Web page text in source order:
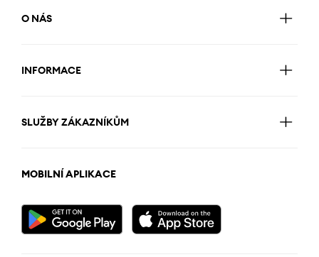
O NÁS
INFORMACE
SLUŽBY ZÁKAZNÍKŮM
MOBILNÍ APLIKACE